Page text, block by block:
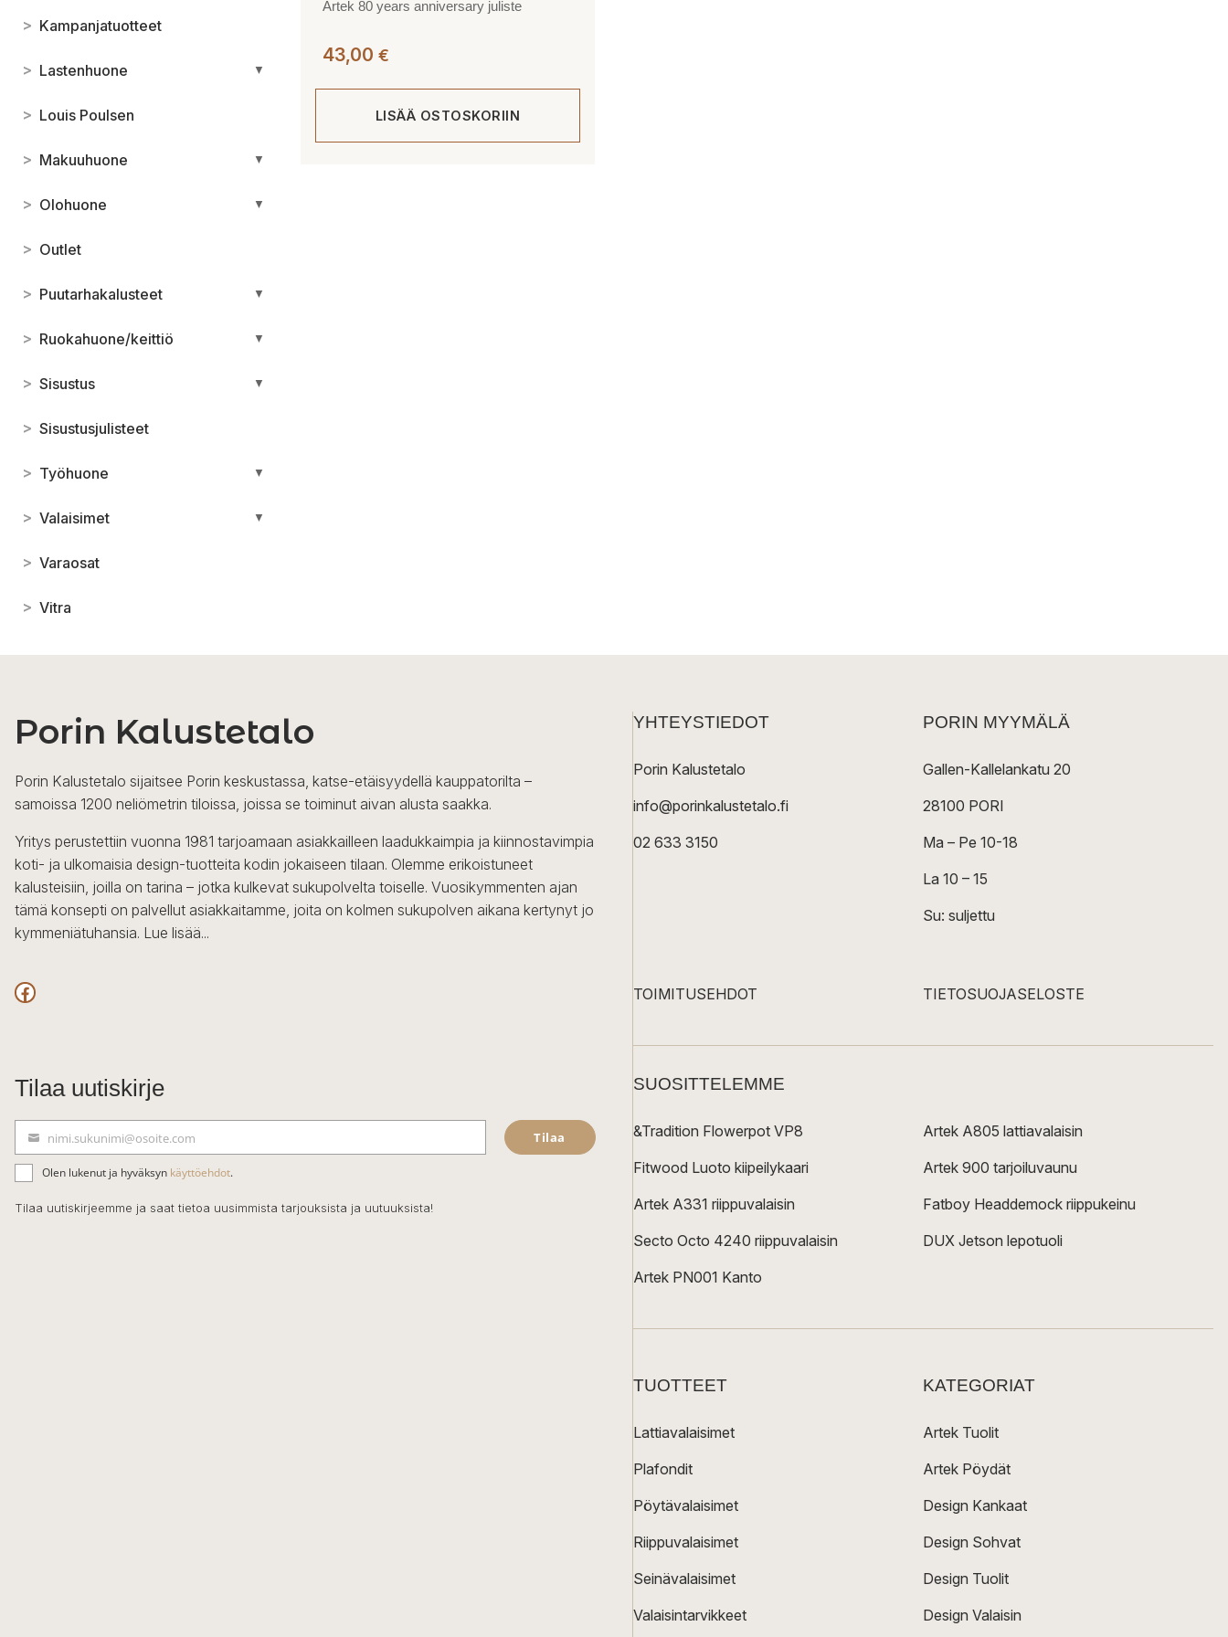
> Kampanjatuotteet
> Lastenhuone ▼
> Louis Poulsen
> Makuuhuone ▼
> Olohuone ▼
> Outlet
> Puutarhakalusteet ▼
> Ruokahuone/keittiö ▼
> Sisustus ▼
> Sisustusjulisteet
> Työhuone ▼
> Valaisimet ▼
> Varaosat
> Vitra
Artek 80 years anniversary juliste
43,00 €
LISÄÄ OSTOSKORIIN
Porin Kalustetalo
Porin Kalustetalo sijaitsee Porin keskustassa, katse-etäisyydellä kauppatorilta –
samoissa 1200 neliömetrin tiloissa, joissa se toiminut aivan alusta saakka.
Yritys perustettiin vuonna 1981 tarjoamaan asiakkailleen laadukkaimpia ja kiinnostavimpia
koti- ja ulkomaisia design-tuotteita kodin jokaiseen tilaan. Olemme erikoistuneet
kalusteisiin, joilla on tarina – jotka kulkevat sukupolvelta toiselle. Vuosikymmenten ajan
tämä konsepti on palvellut asiakkaitamme, joita on kolmen sukupolven aikana kertynyt jo
kymmeniätuhansia. Lue lisää...
Facebook
Tilaa uutiskirje
ä
h
k
nimi.sukunimi@osoite.com Tilaa
Olen lukenut ja hyväksyn käyttöehdot.
Tilaa uutiskirjeemme ja saat tietoa uusimmista tarjouksista ja uutuuksista!
YHTEYSTIEDOT
Porin Kalustetalo
info@porinkalustetalo.fi
02 633 3150
PORIN MYYMÄLÄ
Gallen-Kallelankatu 20
28100 PORI
Ma – Pe 10-18
La 10 – 15
Su: suljettu
TOIMITUSEHDOT TIETOSUOJASELOSTE
SUOSITTELEMME
&Tradition Flowerpot VP8
Fitwood Luoto kiipeilykaari
Artek A331 riippuvalaisin
Secto Octo 4240 riippuvalaisin
Artek PN001 Kanto
Artek A805 lattiavalaisin
Artek 900 tarjoiluvaunu
Fatboy Headdemock riippukeinu
DUX Jetson lepotuoli
TUOTTEET
Lattiavalaisimet
Plafondit
Pöytävalaisimet
Riippuvalaisimet
Seinävalaisimet
Valaisintarvikkeet
KATEGORIAT
Artek Tuolit
Artek Pöydät
Design Kankaat
Design Sohvat
Design Tuolit
Design Valaisin